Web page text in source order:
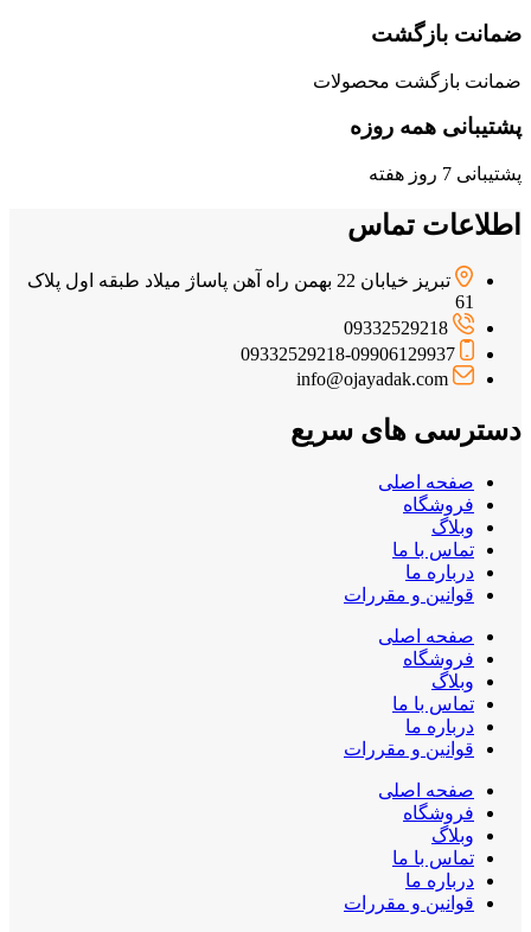
ضمانت بازگشت
ضمانت بازگشت محصولات
پشتیبانی همه روزه
پشتیبانی 7 روز هفته
اطلاعات تماس
تبریز خیابان 22 بهمن راه آهن پاساژ میلاد طبقه اول پلاک
61
09332529218
09332529218-09906129937
info@ojayadak.com
دسترسی های سریع
صفحه اصلی
فروشگاه
وبلاگ
تماس با ما
درباره ما
قوانین و مقررات
صفحه اصلی
فروشگاه
وبلاگ
تماس با ما
درباره ما
قوانین و مقررات
صفحه اصلی
فروشگاه
وبلاگ
تماس با ما
درباره ما
قوانین و مقررات